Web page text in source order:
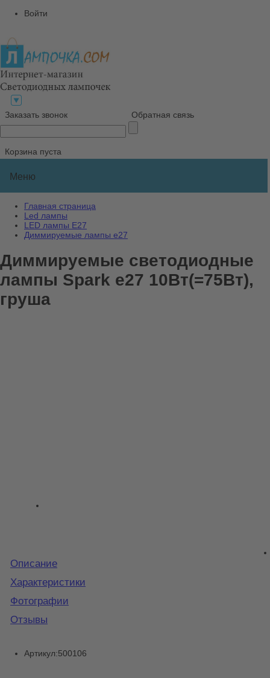
Войти
Заказать звонок Обратная связь
Корзина пуста
Меню
Главная страница
Led лампы
LED лампы E27
Диммируемые лампы е27
Диммируемые светодиодные
лампы Spark е27 10Вт(=75Вт),
груша
Описание
Характеристики
Фотографии
Отзывы
Артикул:500106